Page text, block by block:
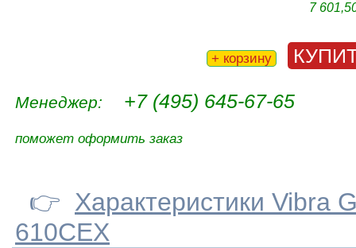
7
+ корзину
Менеджер: +7 (495) 645-67-65
поможет оформить заказ
👉 Характеристики Vibra
610CEX